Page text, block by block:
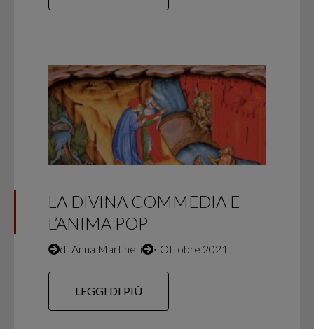
LA DIVINA COMMEDIA E
L’ANIMA POP
di Anna Martinelli ∙ Ottobre 2021
LEGGI DI PIÙ